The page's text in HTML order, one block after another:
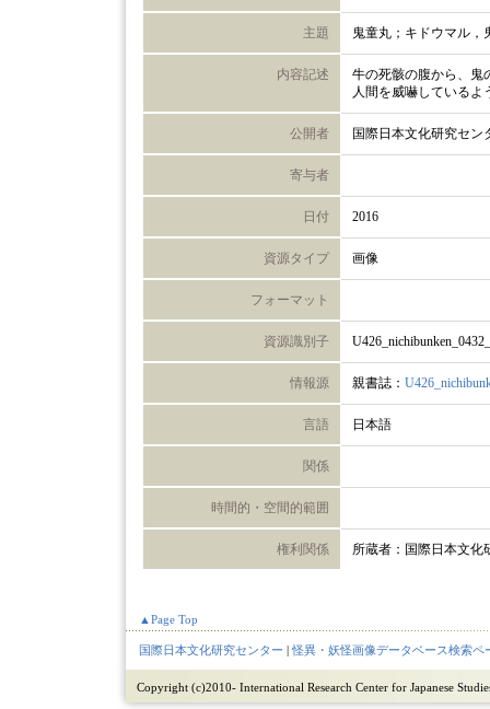
主題 鬼童丸；キドウマル，
内容記述
牛の死骸の腹から、鬼
人間を威嚇しているよ
公開者 国際日本文化研究セン
寄与者
日付 2016
資源タイプ 画像
フォーマット
資源識別子
情報源 親書誌：
言語 日本語
関係
時間的・空間的範囲
権利関係 所蔵者：国際日本文化
▲Page Top
国際日本文化研究センター |怪異・妖怪画像データベース検索ペ
Copyright (c)2010- International Research Center for Japanese